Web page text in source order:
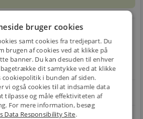
local_shipping
BILLIG
FRAGT
Fra 49,00 kr.
restart_alt
30 DAGES
RETUR
Nem returnering
11,691 anmeldelser
bruger cookies
samt cookies fra tredjepart. Du
brugen af cookies ved at klikke på
banner. Du kan desuden til enhver
dit samtykke ved at klikke
cookiepolitik i bunden af siden.
vi også cookies til at indsamle data
tilpasse og måle effektiviteten af
For mere information, besøg
Data Responsibility Site.